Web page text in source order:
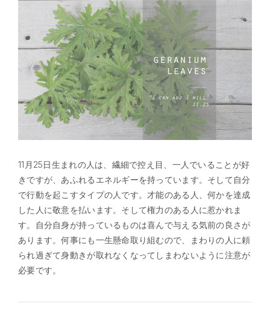
11月25日生まれの人は、繊細で控え目、一人でいることが好
きですが、あふれるエネルギーを持っています。そして自分
で行動を起こすタイプの人です。才能のある人、何かを達成
した人に敬意を払います。そして権力のある人に惹かれま
す。自分自身が持っているものは喜んで与える気前の良さが
あります。何事にも一生懸命取り組むので、まわりの人に頼
られ過ぎて身動きが取れなくなってしまわないように注意が
必要です。